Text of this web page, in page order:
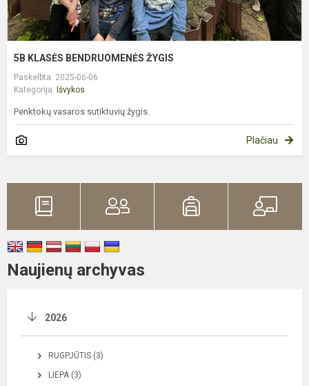
5B KLASĖS BENDRUOMENĖS ŽYGIS
Paskelbta: 2025-06-06
Kategorija: Išvykos
Penktokų vasaros sutiktuvių žygis.
Plačiau
Naujienų archyvas
2026
RUGPJŪTIS (3)
LIEPA (3)